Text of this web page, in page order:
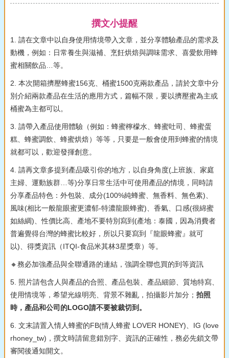
撰文小提醒
1. 請在文章中以自身使用情境帶入文章，並分享體驗產品的需求及
動機，例如：日常養生與滋補、烹飪烘焙與調味需求、喜愛飲用蜂
蜜相關飲品…等。
2. 本次開箱擠壓蜂蜜156克、桶蜜1500克兩款產品，請於文章中分
別介紹兩款產品在生活的應用方式，篇幅不限，要以擠壓蜜為主或
桶蜜為主都可以。
3. 請帶入產品使用體驗（例如：蜂蜜檸檬水、蜂蜜吐司、蜂蜜蛋
糕、蜂蜜調飲、蜂蜜烘焙）等等，只要是一般會使用到蜂蜜的情境
就都可以，歡迎發揮創意。
4. 請再文章多提到產品吸引你的地方，以自身角度(上班族、家庭
主婦、運動族群…等)分享日常生活中可使用產品的情境，同時請
分享產品特色：外包裝、成分(100%純蜂蜜、無香料、無色素)、
風味(相比一般龍眼蜜更濃郁-特濃龍眼蜂蜜)、香氣、口感(很綿蜜
如絲綢)、性價比高、產地不要特別寫到(產地：泰國，因為消費者
普遍覺得台灣的蜂蜜比較好，所以只要寫到『龍眼蜂蜜』就可
以)、得獎資訊（ITQI-食品米其林3星獎章）等。
🔸務必加強產品與全聯通路的連結，強調全聯也買的到等資訊
5. 照片請包含人與產品的合照、產品包裝、產品細節、質地特寫、
使用情境等，希望光線明亮、背景不雜亂，拍攝影片加分； 拍照
時，產品和公司的LOGO請不要被裁切到。
6. 文末請置入情人蜂蜜的FB(情人蜂蜜 LOVER HONEY)、IG (love
rhoney_tw)，撰文時請留意錯別字、資訊的正確性，務必先鎖文帶
審閱後通知開文。